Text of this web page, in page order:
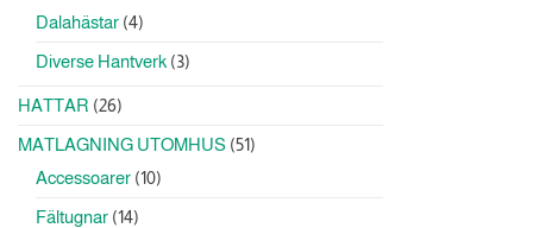
produkter
Dalahästar 44
Diverse Hantverk 33
HATTAR 2626
MATLAGNING UTOMHUS 5151
Accessoarer 1010
Fältugnar 1414